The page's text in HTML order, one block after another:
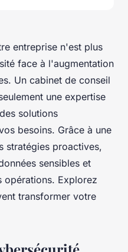
entreprise n'est plus
face à l'augmentation
Un cabinet de conseil
une expertise
solutions
besoins. Grâce à une
stratégies proactives,
sensibles et
opérations. Explorez
transformer votre